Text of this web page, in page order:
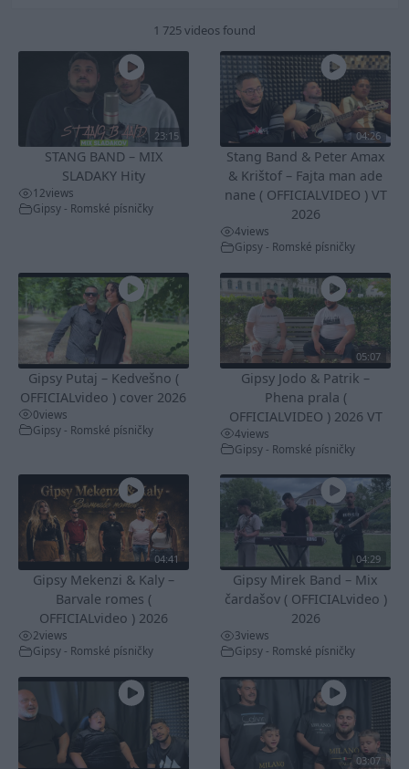
1 725 videos found
23:15
STANG BAND – MIX
SLADAKY Hity
12views
Gipsy - Romské písničky
04:26
Stang Band & Peter Amax
& Krištof – Fajta man ade
nane ( OFFICIALVIDEO ) VT
2026
4views
Gipsy - Romské písničky
Gipsy Putaj – Kedvešno (
OFFICIALvideo ) cover 2026
0views
Gipsy - Romské písničky
05:07
Gipsy Jodo & Patrik –
Phena prala (
OFFICIALVIDEO ) 2026 VT
4views
Gipsy - Romské písničky
04:41
Gipsy Mekenzi & Kaly –
Barvale romes (
OFFICIALvideo ) 2026
2views
Gipsy - Romské písničky
04:29
Gipsy Mirek Band – Mix
čardašov ( OFFICIALvideo )
2026
3views
Gipsy - Romské písničky
03:07